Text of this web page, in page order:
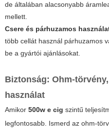
de általában alacsonyabb
mellett.
Csere és párhuzamos
több cellát használ párhuzamos
be a gyártói ajánlásokat.
Biztonság: Ohm-
használat
Amikor 500w e cig szintű
legfontosabb. Ismerd az ohm-